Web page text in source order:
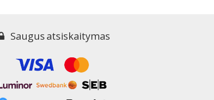
Saugus atsiskaitymas